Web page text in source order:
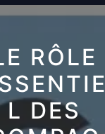
RÔLE
L DES